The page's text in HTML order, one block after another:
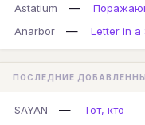
Astatium
—
Anarbor
— Letter in a
ПОСЛЕДНИЕ
SAYAN —
Тот, кто